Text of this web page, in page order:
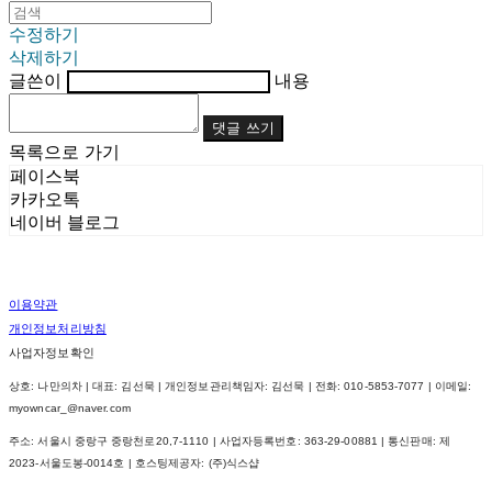
수정하기
삭제하기
글쓴이
내용
댓글 쓰기
목록으로 가기
페이스북
카카오톡
네이버 블로그
이용약관
개인정보처리방침
사업자정보확인
상호: 나만의차 | 대표: 김선묵 | 개인정보관리책임자: 김선묵 | 전화: 010-5853-7077 | 이메일:
myowncar_@naver.com
주소: 서울시 중랑구 중랑천로20,7-1110 | 사업자등록번호: 363-29-00881 | 통신판매: 제
2023-서울도봉-0014호
| 호스팅제공자: (주)식스샵